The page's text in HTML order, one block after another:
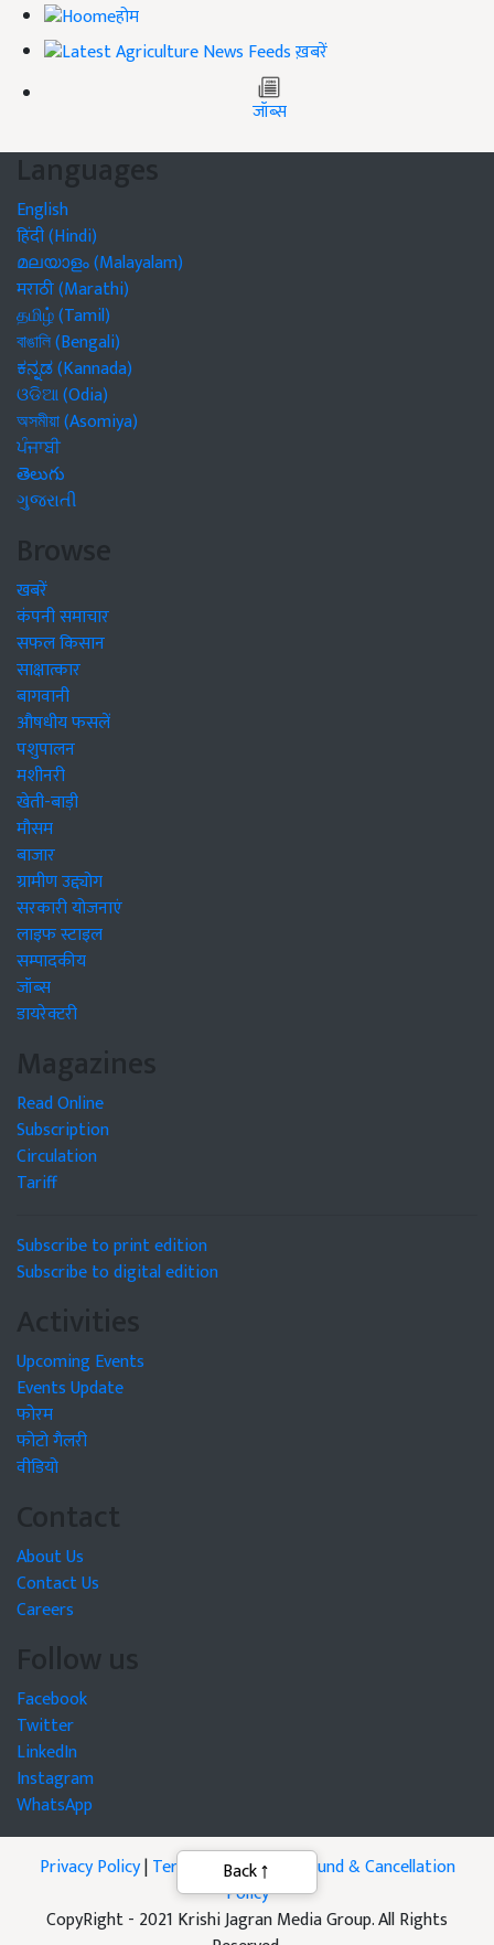
होम
ख़बरें
जॉब्स
Languages
English
हिंदी (Hindi)
മലയാളം (Malayalam)
मराठी (Marathi)
தமிழ் (Tamil)
বাঙালি (Bengali)
ಕನ್ನಡ (Kannada)
ଓଡିଆ (Odia)
অসমীয়া (Asomiya)
ਪੰਜਾਬੀ
తెలుగు
ગુજરાતી
Browse
खबरें
कंपनी समाचार
सफल किसान
साक्षात्कार
बागवानी
औषधीय फसलें
पशुपालन
मशीनरी
खेती-बाड़ी
मौसम
बाजार
ग्रामीण उद्द्योग
सरकारी योजनाएं
लाइफ स्टाइल
सम्पादकीय
जॉब्स
डायरेक्टरी
Magazines
Read Online
Subscription
Circulation
Tariff
Subscribe to print edition
Subscribe to digital edition
Activities
Upcoming Events
Events Update
फोरम
फोटो गैलरी
वीडियो
Contact
About Us
Contact Us
Careers
Follow us
Facebook
Twitter
LinkedIn
Instagram
WhatsApp
Privacy Policy|Terms of Service
Refund & Cancellation
Policy
CopyRight - 2021 Krishi Jagran Media Group. All Rights
Back